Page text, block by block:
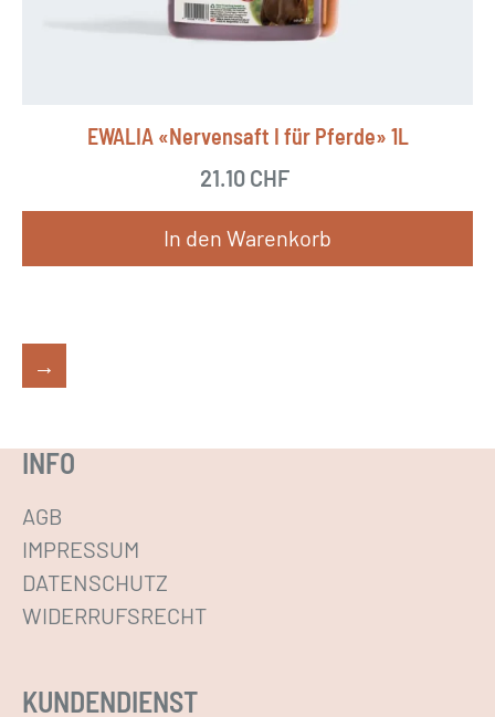
EWALIA «Nervensaft I für Pferde» 1L
21.10 CHF
In den Warenkorb
→
INFO
AGB
IMPRESSUM
DATENSCHUTZ
WIDERRUFSRECHT
KUNDENDIENST